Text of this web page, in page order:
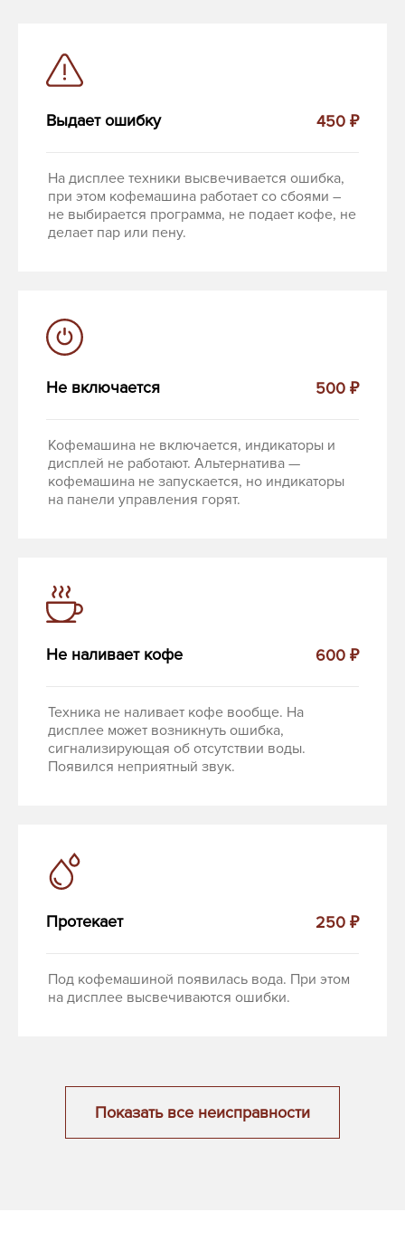
Выдает ошибку 450 ₽
На дисплее техники высвечивается ошибка,
при этом кофемашина работает со сбоями –
не выбирается программа, не подает кофе, не
делает пар или пену.
Не включается 500 ₽
Кофемашина не включается, индикаторы и
дисплей не работают. Альтернатива —
кофемашина не запускается, но индикаторы
на панели управления горят.
Не наливает кофе 600 ₽
Техника не наливает кофе вообще. На
дисплее может возникнуть ошибка,
сигнализирующая об отсутствии воды.
Появился неприятный звук.
Протекает 250 ₽
Под кофемашиной появилась вода. При этом
на дисплее высвечиваются ошибки.
Показать все неисправности